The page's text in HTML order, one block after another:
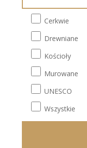
Cerkwie
Drewniane
Kościoły
Murowane
UNESCO
Wszystkie